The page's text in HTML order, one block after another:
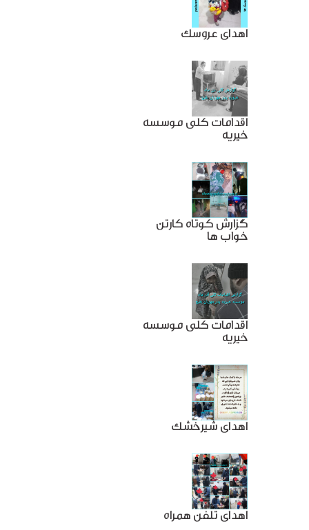
اهدای عروسک
اقدامات کلی موسسه
خیریه
گزارش کوتاه کارتن
خواب ها
اقدامات کلی موسسه
خیریه
اهدای شیرخشک
اهدای تلفن همراه